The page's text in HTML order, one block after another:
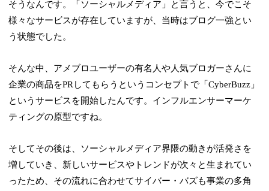
そうなんです。「ソーシャルメディア」と言うと、今でこそ
様々なサービスが存在していますが、当時はブログ一強とい
う状態でした。
そんな中、アメブロユーザーの有名人や人気ブロガーさんに
企業の商品をPRしてもらうというコンセプトで「CyberBuzz」
というサービスを開始したんです。インフルエンサーマーケ
ティングの原型ですね。
そしてその後は、ソーシャルメディア界隈の動きが活発さを
増していき、新しいサービスやトレンドが次々と生まれてい
ったため、その流れに合わせてサイバー・バズも事業の多角